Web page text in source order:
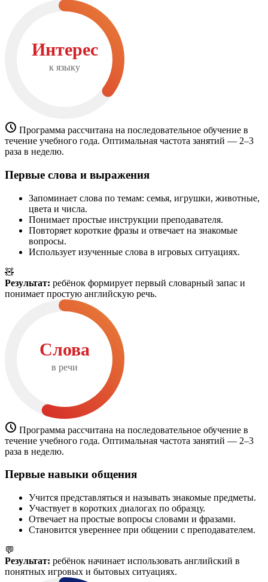
Интерес
к языку
Программа рассчитана на последовательное обучение в
течение учебного года. Оптимальная частота занятий — 2–3
раза в неделю.
Первые слова и выражения
Запоминает слова по темам: семья, игрушки, животные,
цвета и числа.
Понимает простые инструкции преподавателя.
Повторяет короткие фразы и отвечает на знакомые
вопросы.
Использует изученные слова в игровых ситуациях.
🧸
Результат: ребёнок формирует первый словарный запас и
понимает простую английскую речь.
Слова
в речи
Программа рассчитана на последовательное обучение в
течение учебного года. Оптимальная частота занятий — 2–3
раза в неделю.
Первые навыки общения
Учится представляться и называть знакомые предметы.
Участвует в коротких диалогах по образцу.
Отвечает на простые вопросы словами и фразами.
Становится увереннее при общении с преподавателем.
💬
Результат: ребёнок начинает использовать английский в
понятных игровых и бытовых ситуациях.